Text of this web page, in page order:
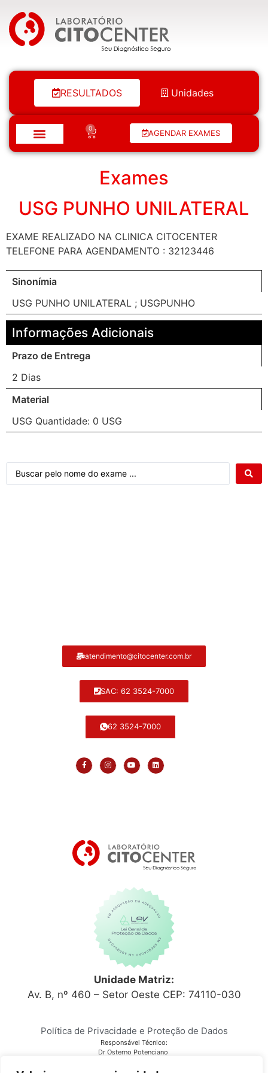
Laboratório Citocenter
RESULTADOS Unidades
0 AGENDAR EXAMES
Exames
USG PUNHO UNILATERAL
EXAME REALIZADO NA CLINICA CITOCENTER
TELEFONE PARA AGENDAMENTO : 32123446
Sinonímia
USG PUNHO UNILATERAL ; USGPUNHO
Informações Adicionais
Prazo de Entrega
2 Dias
Material
USG Quantidade: 0 USG
atendimento@citocenter.com.br
SAC: 62 3524-7000
62 3524-7000
Unidade Matriz:
Av. B, nº 460 – Setor Oeste CEP: 74110-030
Política de Privacidade e Proteção de Dados
Responsável Técnico:
Dr Osterno Potenciano
Laboratório Citocenter